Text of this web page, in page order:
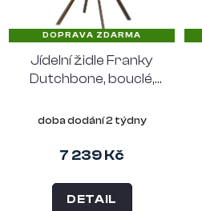
DOPRAVA ZDARMA
Jídelní židle Franky
Dutchbone, bouclé,
doba dodání 2 týdny
7 239 Kč
DETAIL